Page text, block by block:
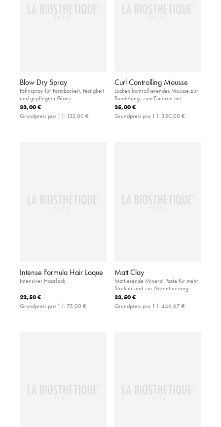
Blow Dry Spray
Föhnspray für Formbarkeit, Festigkeit
und gepflegten Glanz
33,00 €
Grundpreis pro 1 l: 132,00 €
Curl Controlling Mousse
Locken kontrollierendes Mousse zur
Bündelung, zum Fixieren mit
leichtem Halt und UV-Filter
35,00 €
Grundpreis pro 1 l: 350,00 €
Intense Formula Hair Laque
Intensiver Haarlack
22,50 €
Grundpreis pro 1 l: 75,00 €
Matt Clay
Mattierende Mineral Paste für mehr
Struktur und zur Akzentuierung
33,50 €
Grundpreis pro 1 l: 446,67 €